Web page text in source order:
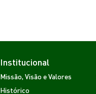
Institucional
Missão, Visão e Valores
Histórico